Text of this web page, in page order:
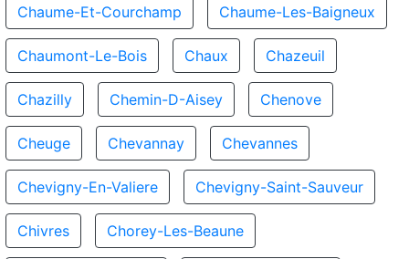
Chaume-Et-Courchamp Chaume-Les-Baigneux
Chaumont-Le-Bois Chaux Chazeuil
Chazilly Chemin-D-Aisey Chenove
Cheuge Chevannay Chevannes
Chevigny-En-Valiere Chevigny-Saint-Sauveur
Chivres Chorey-Les-Beaune